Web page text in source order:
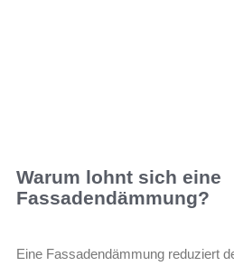
Warum lohnt sich eine
Fassadendämmung?
Eine Fassadendämmung reduziert